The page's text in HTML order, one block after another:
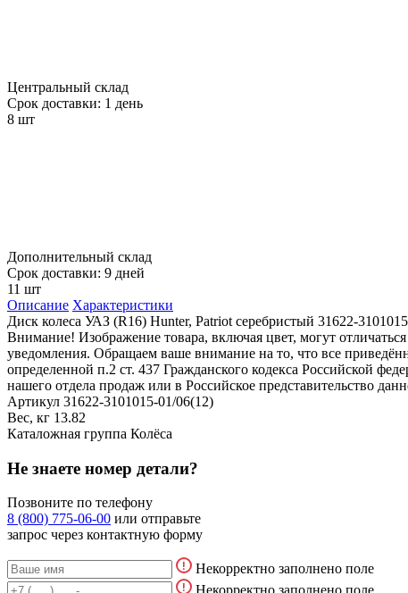
Центральный склад
Срок доставки: 1 день
8 шт
Дополнительный склад
Срок доставки: 9 дней
11 шт
Описание Характеристики
Диск колеса УАЗ (R16) Hunter, Patriot серебристый 31622-
Внимание! Изображение товара, включая цвет, могут
уведомления. Обращаем ваше внимание на то, что все
определенной п.2 ст. 437 Гражданского кодекса Российской
нашего отдела продаж или в Российское представительство
Артикул 31622-3101015-01/06(12)
Вес, кг 13.82
Каталожная группа Колёса
Не знаете номер детали?
Позвоните по телефону
8 (800) 775-06-00 или отправьте
запрос через контактную форму
Некорректно заполнено поле